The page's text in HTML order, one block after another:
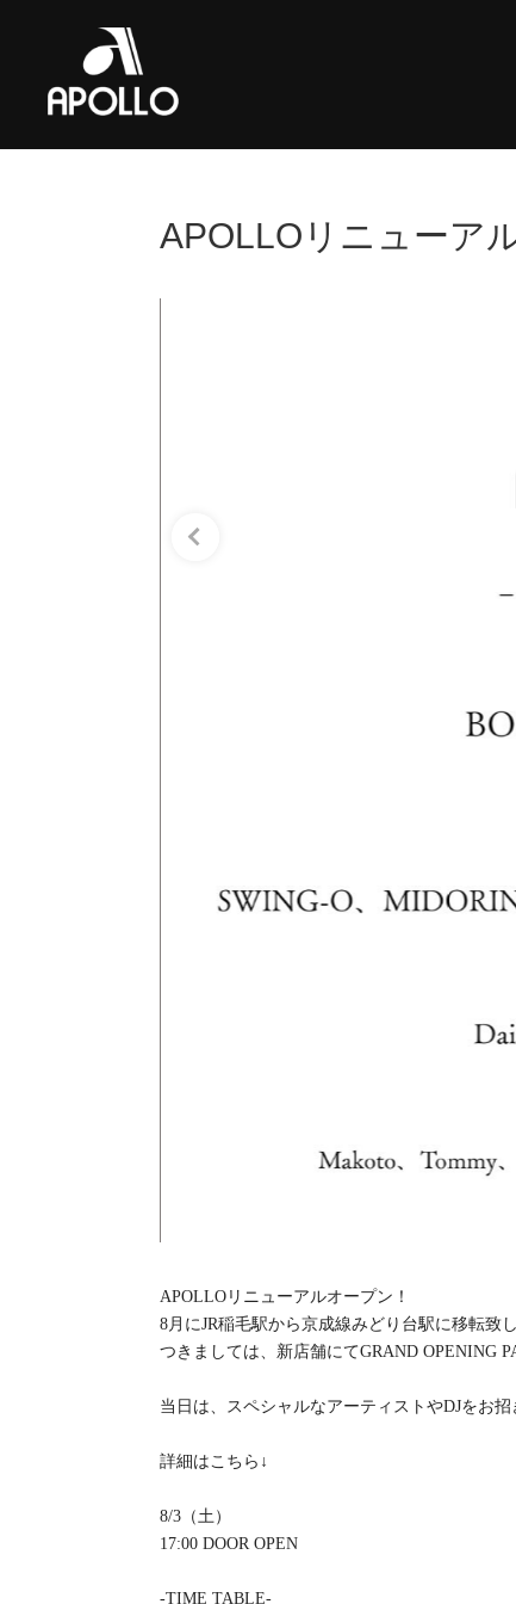
APOLLOリニューア
APOLLOリニューアルオープン！
8月にJR稲毛駅から京成線みどり台駅に移転致し
つきましては、新店舗にてGRAND OPENING
当日は、スペシャルなアーティストやDJをお
詳細はこちら↓
8/3（土）
17:00 DOOR OPEN
-TIME TABLE-